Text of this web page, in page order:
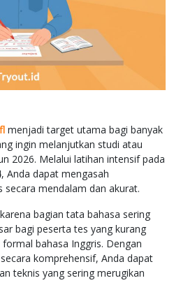
menjadi target utama bagi banyak
ingin melanjutkan studi atau
2026. Melalui latihan intensif pada
Anda dapat mengasah
secara mendalam dan akurat.
bagian tata bahasa sering
bagi peserta tes yang kurang
bahasa Inggris. Dengan
komprehensif, Anda dapat
teknis yang sering merugikan